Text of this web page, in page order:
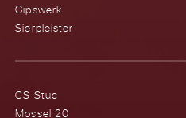
Gipswerk
Sierpleister
CS Stuc
Mossel 20